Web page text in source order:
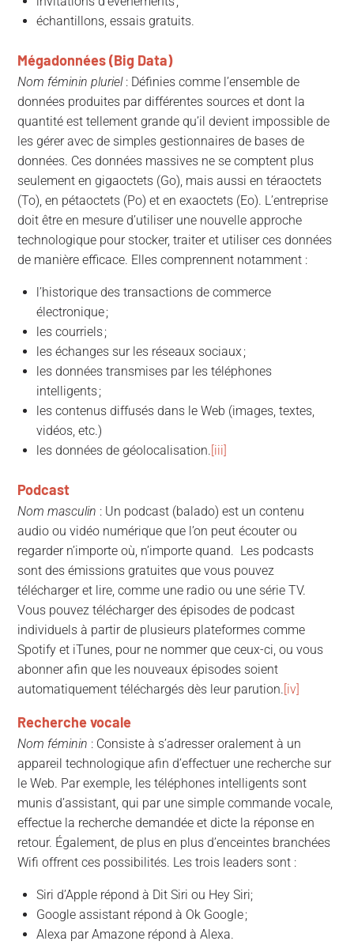
échantillons, essais gratuits.
Mégadonnées (Big Data)
Nom féminin pluriel : Définies comme l’ensemble de
données produites par différentes sources et dont la
quantité est tellement grande qu’il devient impossible de
les gérer avec de simples gestionnaires de bases de
données. Ces données massives ne se comptent plus
seulement en gigaoctets (Go), mais aussi en téraoctets
(To), en pétaoctets (Po) et en exaoctets (Eo). L’entreprise
doit être en mesure d’utiliser une nouvelle approche
technologique pour stocker, traiter et utiliser ces données
de manière efficace. Elles comprennent notamment :
l’historique des transactions de commerce
électronique ;
les courriels ;
les échanges sur les réseaux sociaux ;
les données transmises par les téléphones
intelligents ;
les contenus diffusés dans le Web (images, textes,
vidéos, etc.)
les données de géolocalisation. [iii]
Podcast
Nom masculin : Un podcast (balado) est un contenu
audio ou vidéo numérique que l’on peut écouter ou
regarder n’importe où, n’importe quand. Les podcasts
sont des émissions gratuites que vous pouvez
télécharger et lire, comme une radio ou une série TV.
Vous pouvez télécharger des épisodes de podcast
individuels à partir de plusieurs plateformes comme
Spotify et iTunes, pour ne nommer que ceux-ci, ou vous
abonner afin que les nouveaux épisodes soient
automatiquement téléchargés dès leur parution. [iv]
Recherche vocale
Nom féminin : Consiste à s’adresser oralement à un
appareil technologique afin d’effectuer une recherche sur
le Web. Par exemple, les téléphones intelligents sont
munis d’assistant, qui par une simple commande vocale,
effectue la recherche demandée et dicte la réponse en
retour. Également, de plus en plus d’enceintes branchées
Wifi offrent ces possibilités. Les trois leaders sont :
Siri d’Apple répond à Dit Siri ou Hey Siri;
Google assistant répond à Ok Google ;
Alexa par Amazone répond à Alexa.